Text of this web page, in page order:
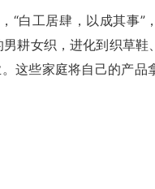
“白工居肆，以成其事”
耕女织，进化到织草鞋
这些家庭将自己的产品